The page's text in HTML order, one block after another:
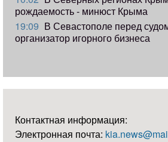
рождаемость - минюст Крыма
19:09 В Севастополе перед
организатор игорного бизнеса
Контактная информация:
Электронная почта: